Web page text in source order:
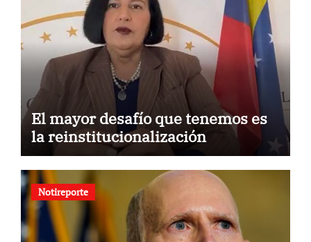
El mayor desafío que tenemos es
la reinstitucionalización
Notireporte